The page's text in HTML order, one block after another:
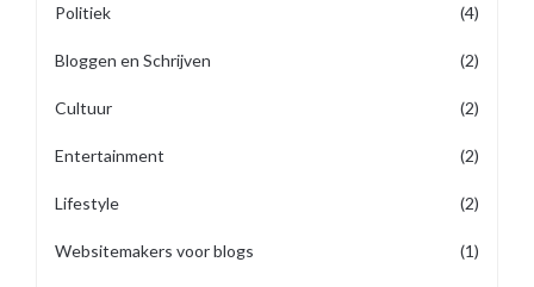
Politiek (4)
Bloggen en Schrijven (2)
Cultuur (2)
Entertainment (2)
Lifestyle (2)
Websitemakers voor blogs (1)